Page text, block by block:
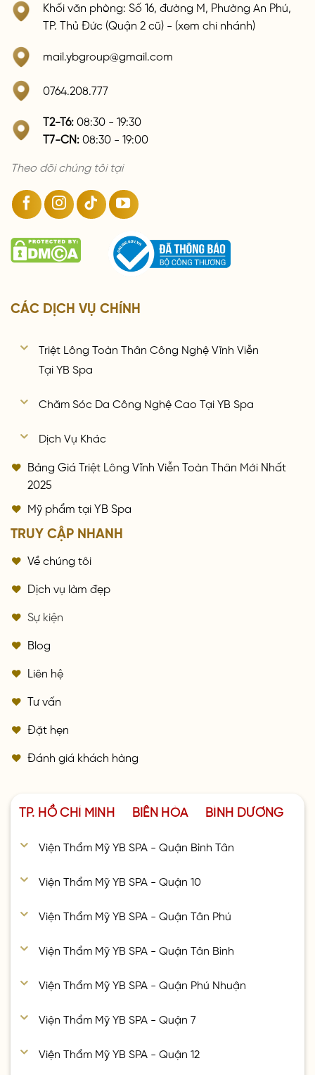
Khối văn phòng: Số 16, đường M, Phường An Phú,
TP. Thủ Đức (Quận 2 cũ) - (xem chi nhánh)
mail.ybgroup@gmail.com
0764.208.777
T2-T6: 08:30 - 19:30
T7-CN: 08:30 - 19:00
Theo dõi chúng tôi tại
CÁC DỊCH VỤ CHÍNH
Triệt Lông Toàn Thân Công Nghệ Vĩnh Viễn
Tại YB Spa
Chăm Sóc Da Công Nghệ Cao Tại YB Spa
Dịch Vụ Khác
Bảng Giá Triệt Lông Vĩnh Viễn Toàn Thân Mới Nhất
2025
Mỹ phẩm tại YB Spa
TRUY CẬP NHANH
Về chúng tôi
Dịch vụ làm đẹp
Sự kiện
Blog
Liên hệ
Tư vấn
Đặt hẹn
Đánh giá khách hàng
TP. HỒ CHÍ MINH BIÊN HÒA BÌNH DƯƠNG
Viện Thẩm Mỹ YB SPA - Quận Bình Tân
Viện Thẩm Mỹ YB SPA - Quận 10
Viện Thẩm Mỹ YB SPA - Quận Tân Phú
Viện Thẩm Mỹ YB SPA - Quận Tân Bình
Viện Thẩm Mỹ YB SPA - Quận Phú Nhuận
Viện Thẩm Mỹ YB SPA - Quận 7
Viện Thẩm Mỹ YB SPA - Quận 12